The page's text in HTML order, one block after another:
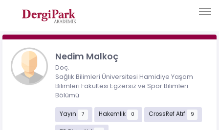
Nedim Malkoç
Doç.
Sağlık Bilimleri Üniversitesi Hamidiye Yaşam
Bilimleri Fakültesi Egzersiz ve Spor Bilimleri
Bölümü
Yayın 7 Hakemlik 0 CrossRef Atıf 9